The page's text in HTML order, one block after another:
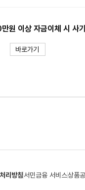
원 이상 자금이체 시 사
바로가기
리방침서민금융 서비스상품